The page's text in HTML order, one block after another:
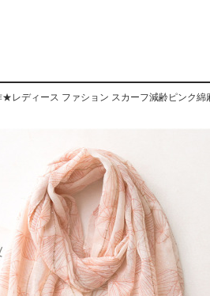
レディース ファション スカーフ減齢ピンク綿